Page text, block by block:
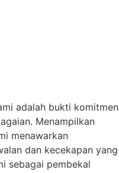
adalah bukti komitmen
Menampilkan
menawarkan
dan kecekapan yang
sebagai pembekal